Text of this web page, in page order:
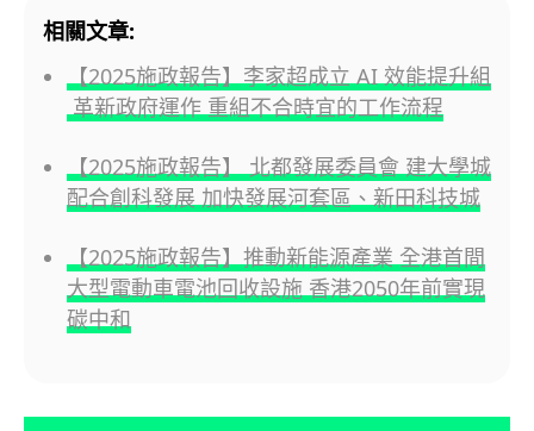
相關文章:
【2025施政報告】李家超成立 AI 效能提升組
革新政府運作 重組不合時宜的工作流程
【2025施政報告】 北都發展委員會 建大學城
配合創科發展 加快發展河套區、新田科技城
【2025施政報告】推動新能源產業 全港首間
大型電動車電池回收設施 香港2050年前實現
碳中和